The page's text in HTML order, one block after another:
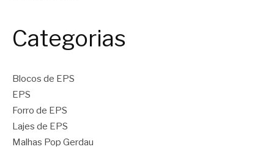
Categorias
Blocos de EPS
EPS
Forro de EPS
Lajes de EPS
Malhas Pop Gerdau